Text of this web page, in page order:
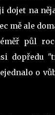
dojet na
mě ale
půl
dopředu
o